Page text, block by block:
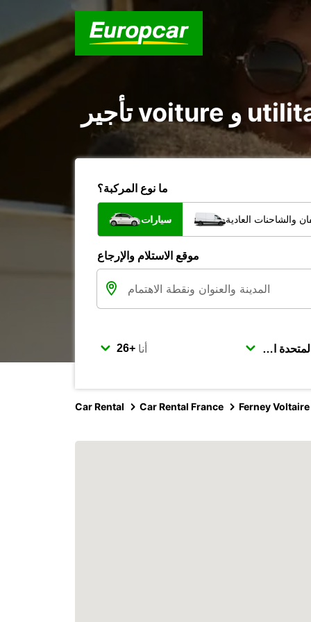
ما نوع المركبة؟
سيارات والشاحنات العادية
موقع الاستلام والإرجاع
أنا
Car Rental Car Rental France Ferney Voltaire